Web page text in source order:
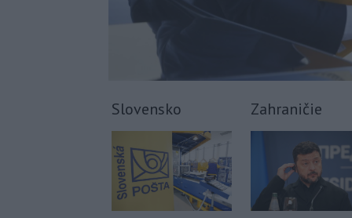
Slovensko Zahraničie